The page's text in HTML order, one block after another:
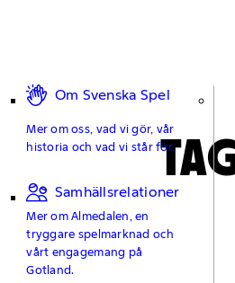
Om Svenska Spel
Mer om oss, vad vi gör, vår
historia och vad vi står för.
Samhällsrelationer
Mer om Almedalen, en
tryggare spelmarknad och
vårt engagemang på
Gotland.